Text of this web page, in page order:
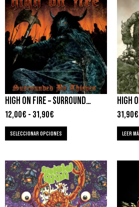
HIGH ON FIRE – SURROUNDED BY THIEVES
12,00€ - 31,90€
SELECCIONAR OPCIONES
31,90€
LEER